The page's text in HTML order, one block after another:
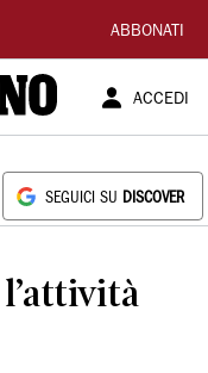
ABBONATI
ACCEDI
SEGUICI SU DISCOVER